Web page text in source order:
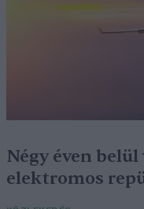
Négy éven
elektromos